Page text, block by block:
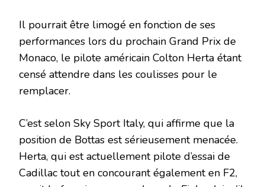
Il pourrait être limogé en fonction de ses
performances lors du prochain Grand Prix de
Monaco, le pilote américain Colton Herta étant
censé attendre dans les coulisses pour le
remplacer.
C’est selon Sky Sport Italy, qui affirme que la
position de Bottas est sérieusement menacée.
Herta, qui est actuellement pilote d’essai de
Cadillac tout en concourant également en F2,